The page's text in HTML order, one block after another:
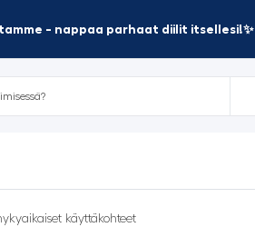
- nappaa parhaat diilit itsellesi!✨
käyttäkohteet